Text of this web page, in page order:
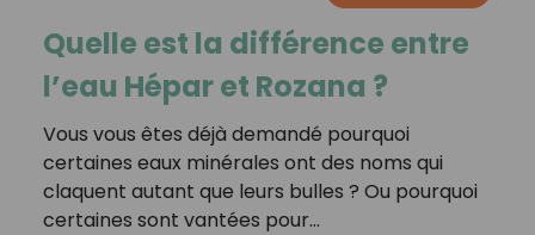
Quelle est la différence entre
l’eau Hépar et Rozana ?
Vous vous êtes déjà demandé pourquoi
certaines eaux minérales ont des noms qui
claquent autant que leurs bulles ? Ou pourquoi
certaines sont vantées pour…